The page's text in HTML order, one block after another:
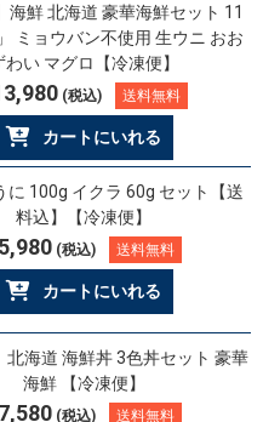
海鮮 北海道 豪華海鮮セット 11
ミョウバン不使用 生ウニ おお
わい マグロ【冷凍便】
(税込) 送料無料
カートにいれる
に 100g イクラ 60g セット【送
料込】【冷凍便】
(税込) 送料無料
カートにいれる
北海道 海鮮丼 3色丼セット 豪華
海鮮 【冷凍便】
(税込) 送料無料